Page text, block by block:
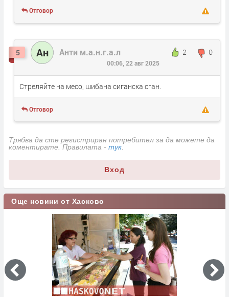
Отговор
5 Ан Анти м.а.н.г.а.л 2 0
00:06, 22 авг 2025
Стреляйте на месо, шибана сиганска сган.
Отговор
Трябва да сте регистриран потребител за да можете да
коментирате. Правилата - тук.
Вход
Още новини от Хасково